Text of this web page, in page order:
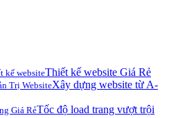
kế websiteThiết kế website Giá Rẻ
Trị WebsiteXây dựng website từ A-
Giá RẻTốc độ load trang vượt trội